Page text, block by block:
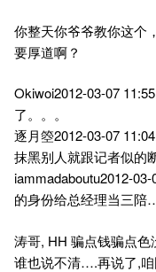
你整天你爷爷教你这个
要厚道啊？
Okiwoi2012-03-07
了。。。
逐月箜2012-03-07
抹黑别人就跟记者似的
iammadaboutu2012-
的身份给总经理当三
涛哥, HH 骗点钱骗点
谁也说不清….再说了,